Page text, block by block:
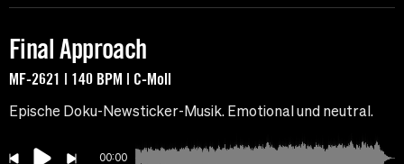
Final Approach
MF-2621 | 140 BPM | C-Moll
Epische Doku-Newsticker-Musik. Emotional und neutral.
00:00